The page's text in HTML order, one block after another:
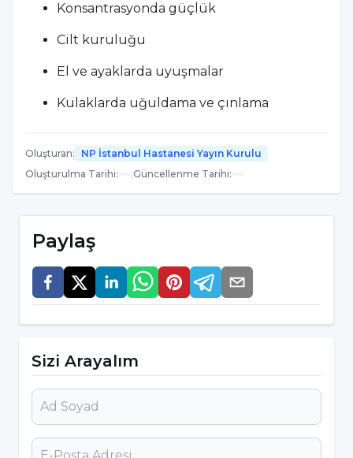
Konsantrasyonda güçlük
Cilt kuruluğu
El ve ayaklarda uyuşmalar
Kulaklarda uğuldama ve çınlama
Dudak kuruluğu, çatlamalar
Ağızda, dudak ve dilde yaralar (aftlar)
Tırnaklarda kırılmalar
yorgunluk
Zayıf bağışıklık sistemi
Soğuğa karşı dayanıksız olma sürekli el ve
ayakların üşümesi
Oluşturan:
NP İstanbul Hastanesi Yayın Kurulu
Oluşturulma Tarihi: |Güncellenme Tarihi:
Paylaş
Sizi Arayalım